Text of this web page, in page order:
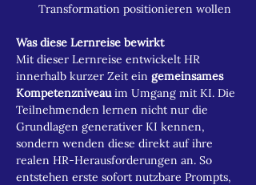
Transformation positionieren wollen
Was diese Lernreise bewirkt
Mit dieser Lernreise entwickelt HR
innerhalb kurzer Zeit ein gemeinsames
Kompetenzniveau im Umgang mit KI. Die
Teilnehmenden lernen nicht nur die
Grundlagen generativer KI kennen,
sondern wenden diese direkt auf ihre
realen HR-Herausforderungen an. So
entstehen erste sofort nutzbare Prompts,